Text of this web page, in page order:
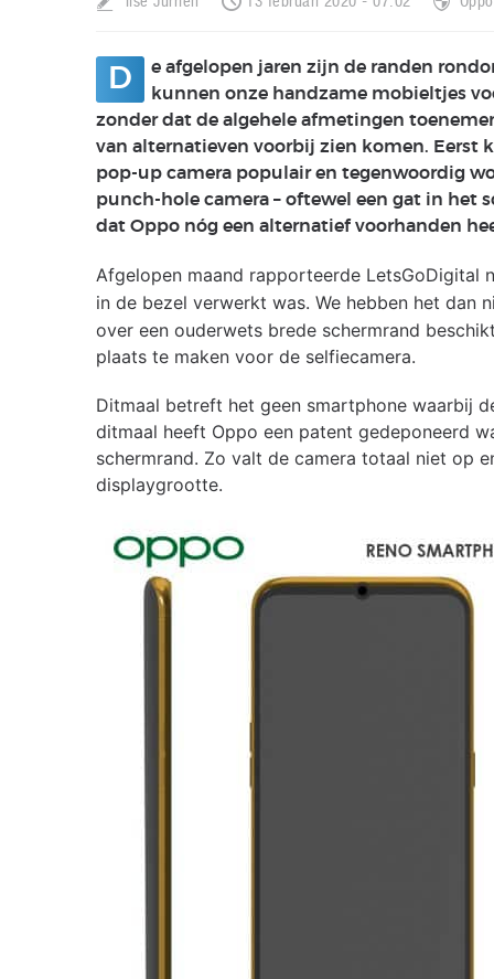
D
e afgelopen jaren zijn de randen
kunnen onze handzame mobieltjes
zonder dat de algehele afmetingen
van alternatieven voorbij zien komen. Eerst
pop-up camera populair en tegenwoordig
punch-hole camera – oftewel een gat in het
dat Oppo nóg een alternatief voorhanden
Afgelopen maand rapporteerde LetsGoDigital
in de bezel verwerkt was. We hebben het dan
over een ouderwets brede schermrand
plaats te maken voor de selfiecamera.
Ditmaal betreft het geen smartphone waarbij
ditmaal heeft Oppo een patent gedeponeerd
schermrand. Zo valt de camera totaal niet op
displaygrootte.